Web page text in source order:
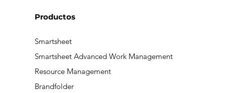
Productos
Smartsheet
Resource Management
Brandfolder
Smartsheet Advanced Work Management